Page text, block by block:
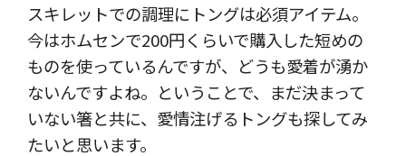
スキレットでの調理にトングは必須アイテム。
今はホムセンで200円くらいで購入した短めの
ものを使っているんですが、どうも愛着が湧か
ないんですよね。ということで、まだ決まって
いない箸と共に、愛情注げるトングも探してみ
たいと思います。